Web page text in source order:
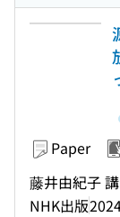
Paper
藤井由紀子
NHK出版